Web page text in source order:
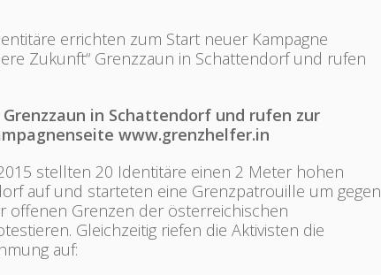
errichten zum Start neuer Kampagne
Zukunft“ Grenzzaun in Schattendorf und rufen
in Schattendorf und rufen zur
www.grenzhelfer.in
stellten 20 Identitäre einen 2 Meter hohen
auf und starteten eine Grenzpatrouille um gegen
offenen Grenzen der österreichischen
Gleichzeitig riefen die Aktivisten die
auf: